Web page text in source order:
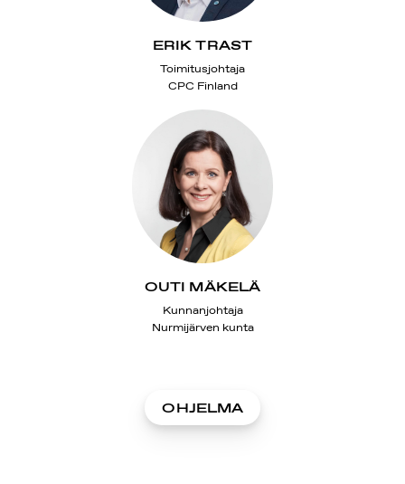
ERIK TRAST
Toimitusjohtaja
CPC Finland
OUTI MÄKELÄ
Kunnanjohtaja
Nurmijärven kunta
OHJELMA